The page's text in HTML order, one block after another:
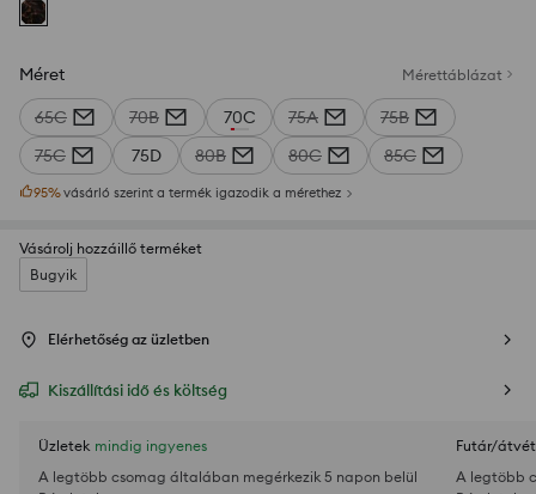
Méret Mérettáblázat
65C 70B 70C 75A
75B
75C
75D 80B 80C 85C
95%vásárló szerint a termék igazodik a mérethez
Vásárolj hozzáillő terméket
Bugyik
Elérhetőség az üzletben
Kiszállítási idő és költség
Üzletek mindig ingyenes
A legtöbb csomag általában megérkezik 5 napon belül
Futár/
A legtöbb